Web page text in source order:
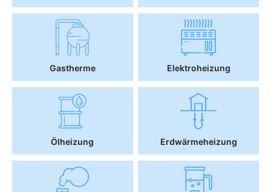
Gastherme Elektroheizung
Ölheizung Erdwärmeheizung